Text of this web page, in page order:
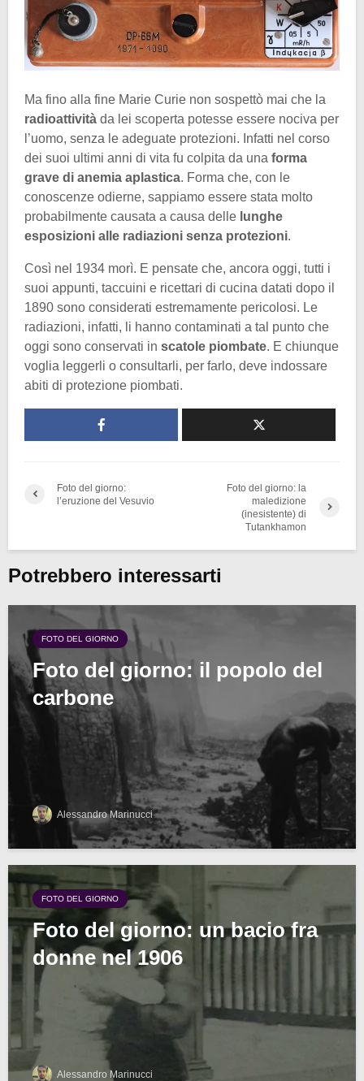
Ma fino alla fine Marie Curie non sospettò mai che la
radioattività da lei scoperta potesse essere nociva per
l’uomo, senza le adeguate protezioni. Infatti nel corso
dei suoi ultimi anni di vita fu colpita da una forma
grave di anemia aplastica. Forma che, con le
conoscenze odierne, sappiamo essere stata molto
probabilmente causata a causa delle lunghe
esposizioni alle radiazioni senza protezioni.
Così nel 1934 morì. E pensate che, ancora oggi, tutti i
suoi appunti, taccuini e ricettari di cucina datati dopo il
1890 sono considerati estremamente pericolosi. Le
radiazioni, infatti, li hanno contaminati a tal punto che
oggi sono conservati in scatole piombate. E chiunque
voglia leggerli o consultarli, per farlo, deve indossare
abiti di protezione piombati.
Foto del giorno:
l’eruzione del Vesuvio
Foto del giorno: la
maledizione
(inesistente) di
Tutankhamon
Potrebbero interessarti
FOTO DEL GIORNO
Foto del giorno: il popolo del
carbone
Alessandro Marinucci
FOTO DEL GIORNO
Foto del giorno: un bacio fra
donne nel 1906
Alessandro Marinucci